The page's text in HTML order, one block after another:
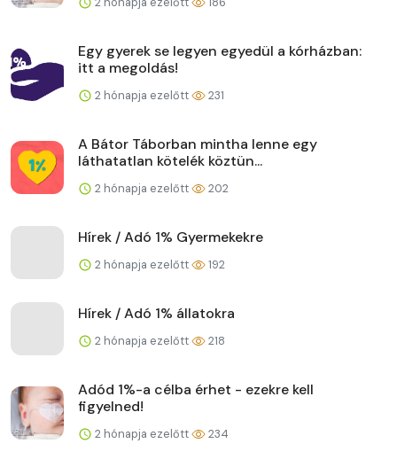
Egy gyerek se legyen egyedül a kórházban:
itt a megoldás!
2 hónapja ezelőtt 231
A Bátor Táborban mintha lenne egy
láthatatlan kötelék köztün...
2 hónapja ezelőtt 202
Hírek / Adó 1% Gyermekekre
2 hónapja ezelőtt 192
Hírek / Adó 1% állatokra
2 hónapja ezelőtt 218
Adód 1%-a célba érhet - ezekre kell
figyelned!
2 hónapja ezelőtt 234